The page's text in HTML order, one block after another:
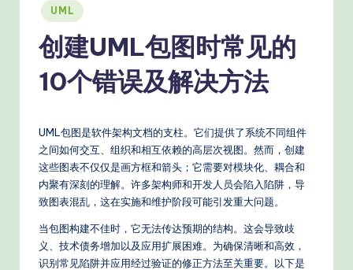
ra
m
Si
ifi
d
C
hi
Posted
in
UML
创建UML包图时常见的
10个错误及解决方法
UML包图是软件架构文档的支柱。它们提供了系统不同组件
之间如何交互、组织和相互依赖的高层次视图。然而，创建
这些图表不仅仅是画方框和箭头；它需要对模块化、耦合和
内聚有深刻的理解。许多架构师和开发人员会陷入陷阱，导
致图表混乱，这在实施和维护阶段可能引发重大问题。
当包图构建不佳时，它无法传达预期的结构。这会导致歧
义、技术债务增加以及应用扩展困难。为确保清晰和高效，
识别常见陷阱并应用经过验证的修正方法至关重要。以下是